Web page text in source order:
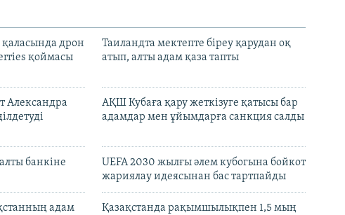
қаласында дрон
қоймасы
Таиландта мектепте біреу қарудан оқ
атып, алты адам қаза тапты
Александра
АҚШ Кубаға қару жеткізуге қатысы бар
адамдар мен ұйымдарға санкция салды
банкіне
UEFA 2030 жылғы әлем кубогына бойкот
жариялау идеясынан бас тартпайды
адам
Қазақстанда рақымшылықпен 1,5 мың